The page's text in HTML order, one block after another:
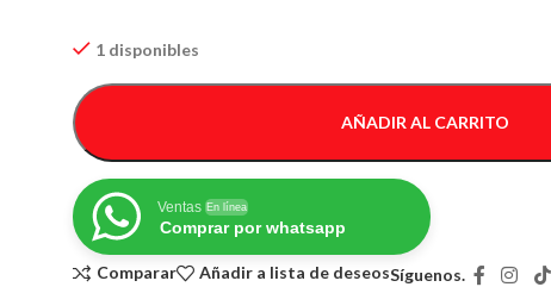
1 disponibles
AÑADIR AL CARRITO
Ventas En línea
Comprar por whatsapp
Comparar Añadir a lista de deseosSíguenos.